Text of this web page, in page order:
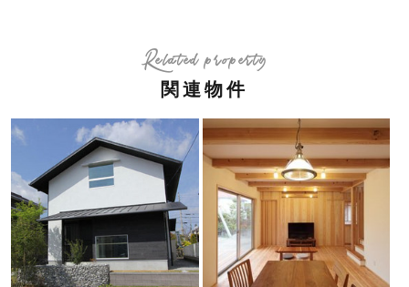
Related property
関連物件